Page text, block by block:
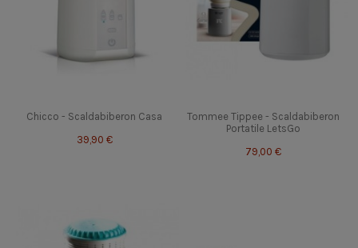
Chicco - Scaldabiberon Casa
39,90 €
Tommee Tippee - Scaldabiberon
Portatile LetsGo
79,00 €